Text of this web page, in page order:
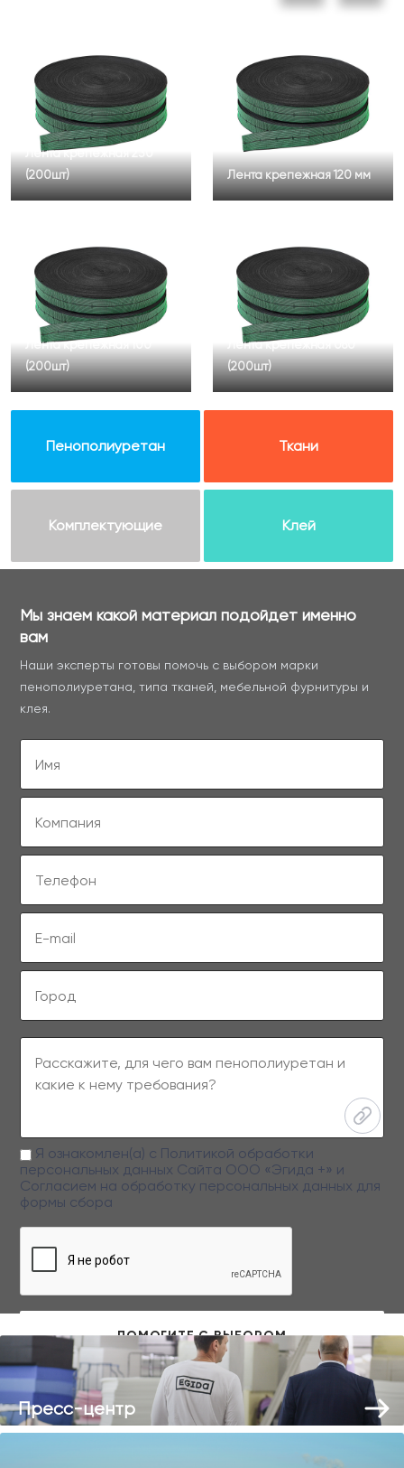
Лента крепежная 230
(200шт)
Лента крепежная 100
(200шт)
Лента крепежная 120 мм
Лента крепежная 080
(200шт)
Пенополиуретан Ткани
Комплектующие Клей
Мы знаем какой материал подойдет именно
вам
Наши эксперты готовы помочь с выбором марки
пенополиуретана, типа тканей, мебельной фурнитуры и
клея.
Заполняя данную форму вы даете свое согласие на обработку
персональных данных
Я ознакомлен(а) с Политикой обработки
персональных данных Сайта ООО «Эгида +» и
Согласием на обработку персональных данных для
формы сбора
Пресс-центр